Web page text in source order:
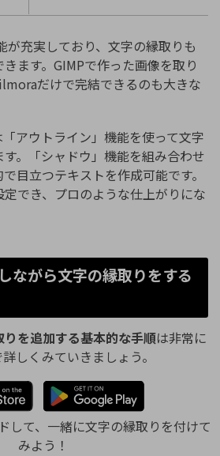
が充実しており、文字の縁取りも
ます。GIMPで作った画像を取り
だけで完結できるのも大きな
アウトライン」機能を使って文字
。「シャドウ」機能を組み合わせ
目立つテキストを作成可能です。
でき、プロのような仕上がりにな
ながら文字の縁取りをする
を追加する基本的な手順は非常に
しくみていきましょう。
して、一緒に文字の縁取りを付けて
みよう！